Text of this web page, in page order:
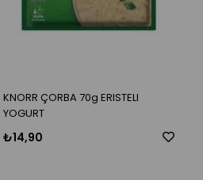
KNORR ÇORBA 70g ERISTELI
YOGURT
₺14,90